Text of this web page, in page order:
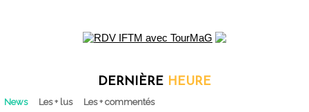
DERNIÈRE HEURE
News Les + lus Les + commentés